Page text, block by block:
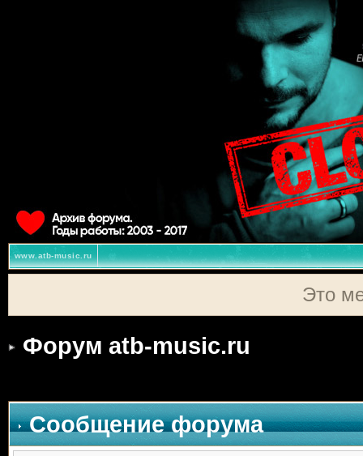
www.atb-music.ru
Это
Форум atb-music.ru
Сообщение форума